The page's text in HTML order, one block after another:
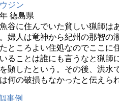
ジン
徳島県
谷に住んでいた貧しい猟師は
婦人は竜神から紀州の那智の
ところよい住処なのでここに
ることは誰にも言うなと猟師
顕したという。その後、洪水
何の破損もなかったと伝えら
事例